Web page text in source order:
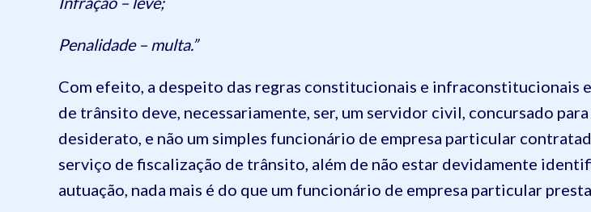
Penalidade – multa.”
Com efeito, a despeito das regras constitucionais e infraconstitucionais
de trânsito deve, necessariamente, ser, um servidor civil, concursado
desiderato, e não um simples funcionário de empresa particular
serviço de fiscalização de trânsito, além de não estar devidamente
autuação, nada mais é do que um funcionário de empresa particular